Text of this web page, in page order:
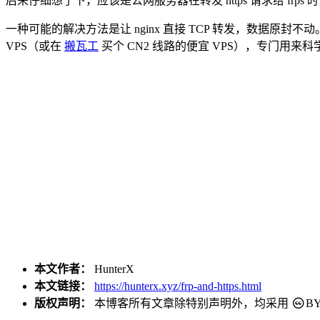
一种可能的解决方法是让 nginx 直接 TCP 转发，数据原封不
VPS（或在 搬瓦工 买个 CN2 线路的便宜 VPS），专门用来
本文作者： HunterX
本文链接：
https://hunterx.xyz/frp-and-https.html
版权声明： 本博客所有文章除特别声明外，均采用